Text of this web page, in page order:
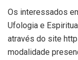
Os interessados
Ufologia e
através do site
modalidade